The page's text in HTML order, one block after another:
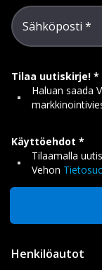
Sähköposti
Tilaa uutiskirje!
Haluan saada
Käyttöehdot
Tilaamalla
Vehon
Henkilöautot